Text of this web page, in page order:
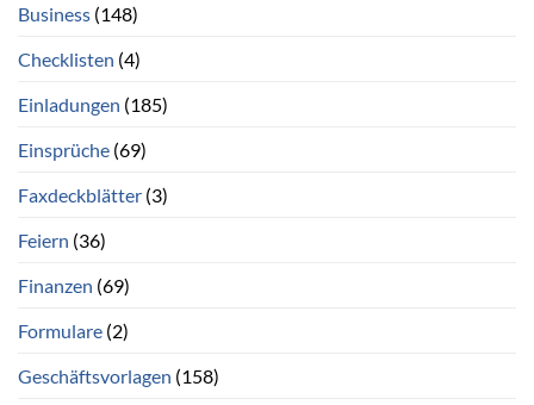
Business (148)
Checklisten (4)
Einladungen (185)
Einsprüche (69)
Faxdeckblätter (3)
Feiern (36)
Finanzen (69)
Formulare (2)
Geschäftsvorlagen (158)